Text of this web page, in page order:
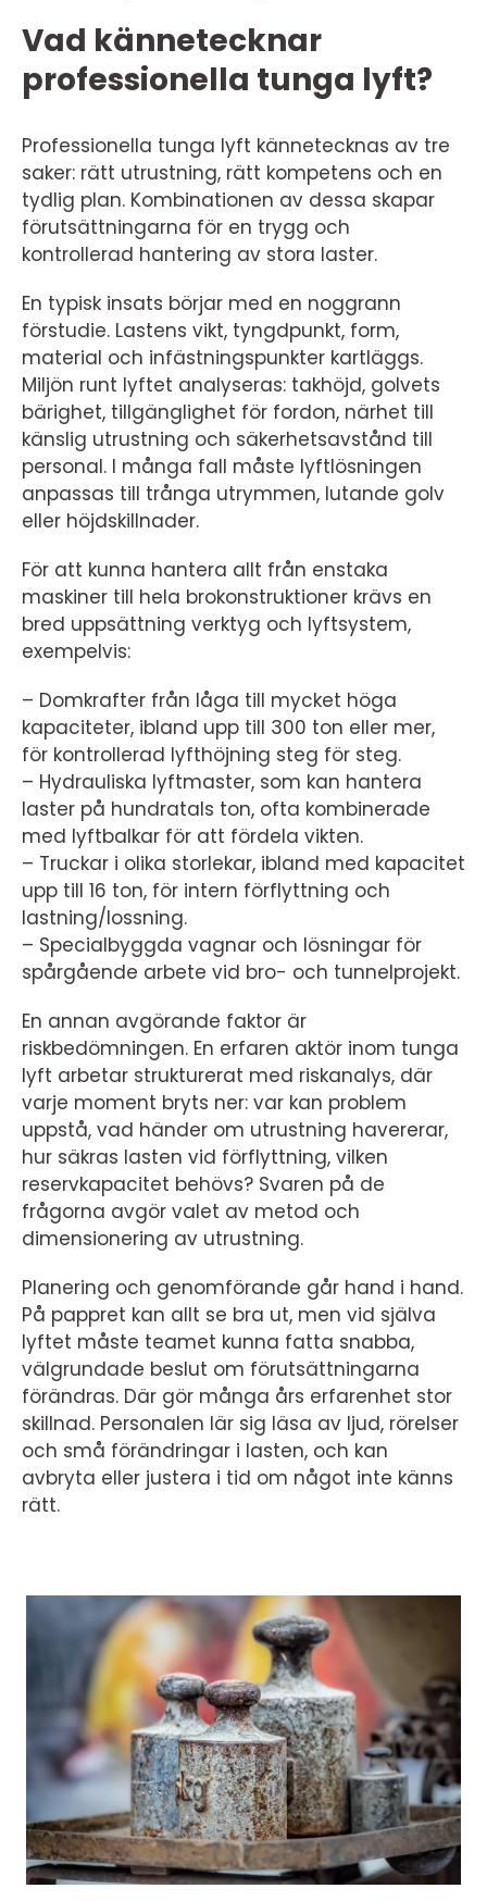
Vad kännetecknar
professionella tunga lyft?
Professionella tunga lyft kännetecknas av tre
saker: rätt utrustning, rätt kompetens och en
tydlig plan. Kombinationen av dessa skapar
förutsättningarna för en trygg och
kontrollerad hantering av stora laster.
En typisk insats börjar med en noggrann
förstudie. Lastens vikt, tyngdpunkt, form,
material och infästningspunkter kartläggs.
Miljön runt lyftet analyseras: takhöjd, golvets
bärighet, tillgänglighet för fordon, närhet till
känslig utrustning och säkerhetsavstånd till
personal. I många fall måste lyftlösningen
anpassas till trånga utrymmen, lutande golv
eller höjdskillnader.
För att kunna hantera allt från enstaka
maskiner till hela brokonstruktioner krävs en
bred uppsättning verktyg och lyftsystem,
exempelvis:
– Domkrafter från låga till mycket höga
kapaciteter, ibland upp till 300 ton eller mer,
för kontrollerad lyfthöjning steg för steg.
– Hydrauliska lyftmaster, som kan hantera
laster på hundratals ton, ofta kombinerade
med lyftbalkar för att fördela vikten.
– Truckar i olika storlekar, ibland med kapacitet
upp till 16 ton, för intern förflyttning och
lastning/lossning.
– Specialbyggda vagnar och lösningar för
spårgående arbete vid bro- och tunnelprojekt.
En annan avgörande faktor är
riskbedömningen. En erfaren aktör inom tunga
lyft arbetar strukturerat med riskanalys, där
varje moment bryts ner: var kan problem
uppstå, vad händer om utrustning havererar,
hur säkras lasten vid förflyttning, vilken
reservkapacitet behövs? Svaren på de
frågorna avgör valet av metod och
dimensionering av utrustning.
Planering och genomförande går hand i hand.
På pappret kan allt se bra ut, men vid själva
lyftet måste teamet kunna fatta snabba,
välgrundade beslut om förutsättningarna
förändras. Där gör många års erfarenhet stor
skillnad. Personalen lär sig läsa av ljud, rörelser
och små förändringar i lasten, och kan
avbryta eller justera i tid om något inte känns
rätt.